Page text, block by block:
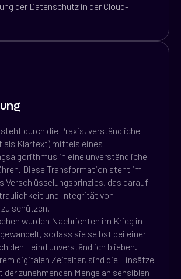
der Datenschutz in der Cloud-
durch die Praxis, verständliche
als Klartext) mittels eines
in eine unverständliche
Diese Transformation steht im
Verschlüsselungsprinzips, das darauf
und Integrität von
schützen.
wurden Nachrichten im Krieg in
sodass sie selbst bei einer
den Feind unverständlich blieben.
digitalen Zeitalter, sind die Einsätze
der zunehmenden Menge an sensiblen